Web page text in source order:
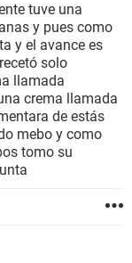
tuve una
y pues como
y el avance es
solo
llamada
crema llamada
de estás
mebo y como
tomo su